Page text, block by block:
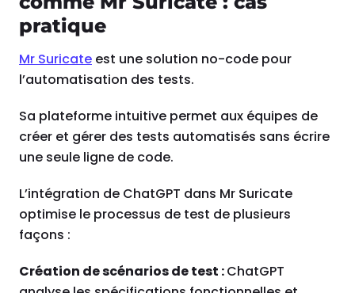
pratique
Mr Suricate est une solution no-code pour
l’automatisation des tests.
Sa plateforme intuitive permet aux équipes de
créer et gérer des tests automatisés sans écrire
une seule ligne de code.
L’intégration de ChatGPT dans Mr Suricate
optimise le processus de test de plusieurs
façons :
Création de scénarios de test :ChatGPT